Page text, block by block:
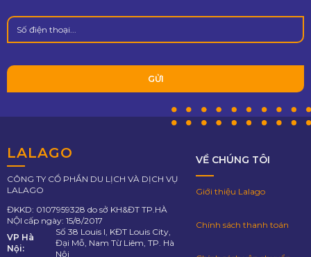
LALAGO
CÔNG TY CỔ PHẦN DU LỊCH VÀ DỊCH VỤ
LALAGO
ĐKKD: 0107959328 do sở KH&ĐT TP.HÀ
NỘI cấp ngày: 15/8/2017
VP Hà
Nội:
Số 38 Louis I, KĐT Louis City,
Đại Mỗ, Nam Từ Liêm, TP. Hà
Nội
VỀ CHÚNG TÔI
Giới thiệu Lalago
Chính sách thanh toán